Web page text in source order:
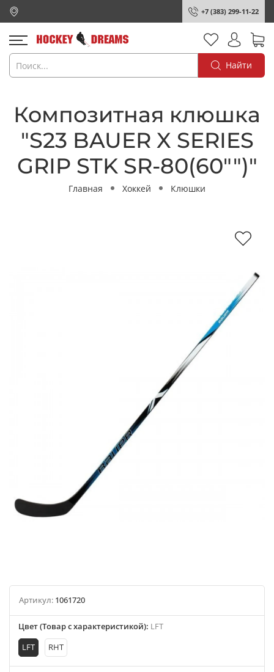
+7 (383) 299-11-22
Найти
Композитная клюшка
"S23 BAUER X SERIES
GRIP STK SR-80(60"")"
Главная Хоккей Клюшки
Артикул: 1061720
Цвет (Товар с характеристикой): LFT
LFT
RHT